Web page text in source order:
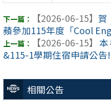
相關公告
【2026-06-15】 賀
蘋參加115年度「Cool
【2026-06-15】
&115-1學期住宿申請公告!